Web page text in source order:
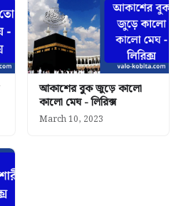
আকাশের বুক জুড়ে কালো
কালো মেঘ - লিরিক্স
March 10, 2023